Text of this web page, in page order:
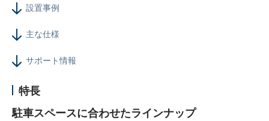
設置事例
主な仕様
サポート情報
特長
駐車スペースに合わせたラインナップ